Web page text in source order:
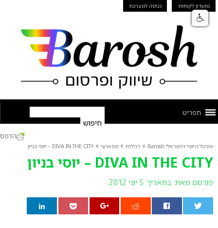
מועדון לקוחות כניסה למערכת
תפריט
פורטל היופי הישראלי Barosh » רכילות » פפארצי »DIVA IN THE CITY – יוסי בניון
DIVA IN THE CITY – יוסי בניון
פורסם מאת: בתאריך: 5 יוני 2012
הדפס